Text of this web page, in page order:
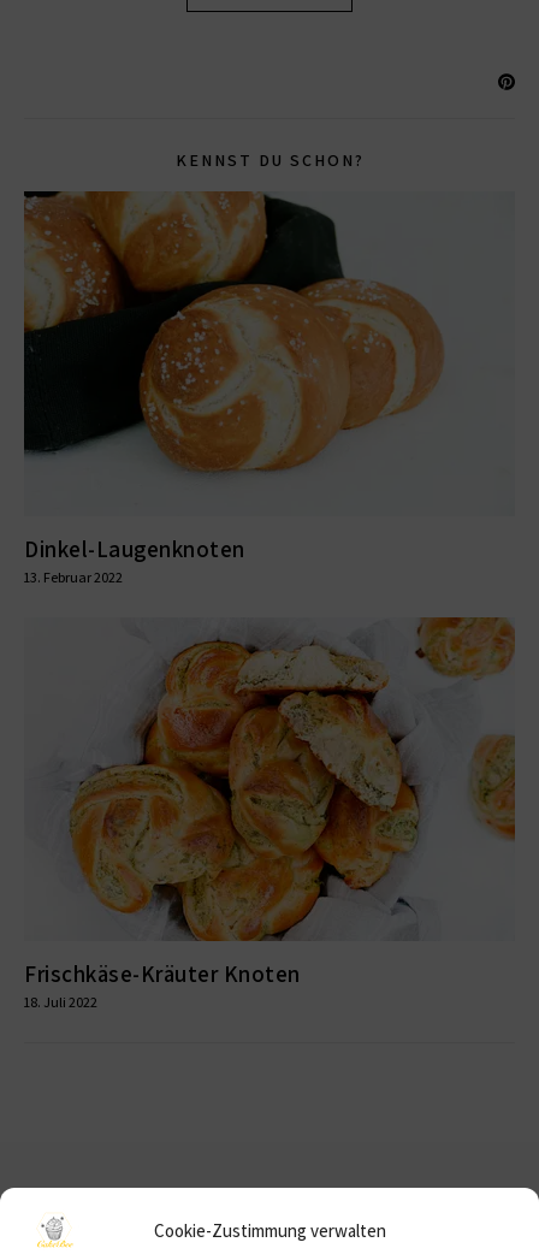
Cookie-Zustimmung verwalten
KENNST DU SCHON?
Dinkel-Laugenknoten
13. Februar 2022
Frischkäse-Kräuter Knoten
18. Juli 2022
NEWSLETTER